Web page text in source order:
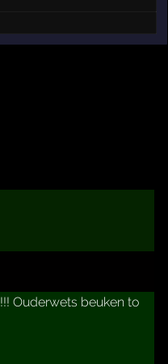
Ouderwets beuken to